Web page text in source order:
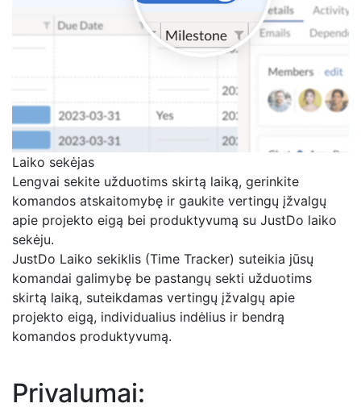
Laiko sekėjas
Lengvai sekite užduotims skirtą laiką, gerinkite
komandos atskaitomybę ir gaukite vertingų įžvalgų
apie projekto eigą bei produktyvumą su JustDo laiko
sekėju.
JustDo Laiko sekiklis (Time Tracker) suteikia jūsų
komandai galimybę be pastangų sekti užduotims
skirtą laiką, suteikdamas vertingų įžvalgų apie
projekto eigą, individualius indėlius ir bendrą
komandos produktyvumą.
Privalumai: